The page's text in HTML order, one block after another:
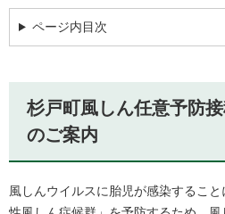
ページ内目次
杉戸町風しん任意予防
のご案内
風しんウイルスに胎児が感染するこ